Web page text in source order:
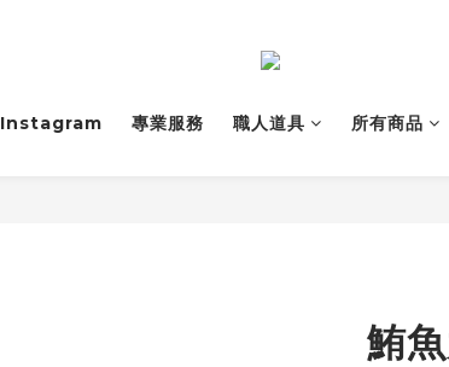
Instagram 專業服務 職人道具 所有商品
鮪